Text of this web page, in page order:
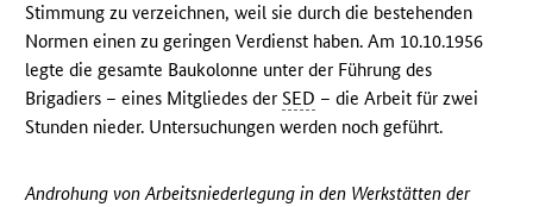
Stimmung zu verzeichnen, weil sie durch die bestehenden
Normen einen zu geringen Verdienst haben. Am 10.10.1956
legte die gesamte Baukolonne unter der Führung des
Brigadiers – eines Mitgliedes derSED – die Arbeit für zwei
Stunden nieder. Untersuchungen werden noch geführt.
Androhung von Arbeitsniederlegung in den Werkstätten der